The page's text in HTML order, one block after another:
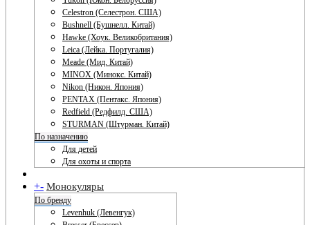
Celestron (Селестрон. США)
Bushnell (Бушнелл. Китай)
Hawke (Хоук. Великобритания)
Leica (Лейка. Португалия)
Meade (Мид. Китай)
MINOX (Минокс. Китай)
Nikon (Никон. Япония)
PENTAX (Пентакс. Япония)
Redfield (Редфилд. США)
STURMAN (Штурман. Китай)
По назначению
Для детей
Для охоты и спорта
+- Монокуляры
По бренду
Levenhuk (Левенгук)